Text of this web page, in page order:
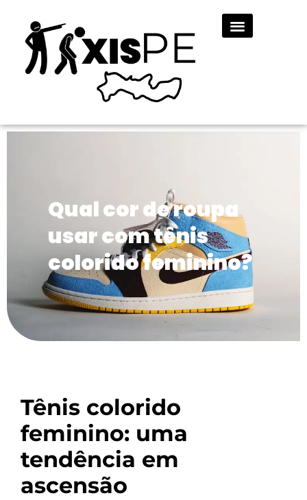
Qual cor de roupa
usar com tênis
colorido feminino?
Tênis colorido
feminino: uma
tendência em
ascensão